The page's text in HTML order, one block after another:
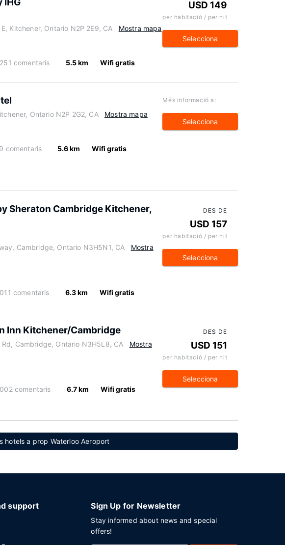
Kitchener, Ontario N2P 2E9, CA Mostra mapa
comentaris 5.5 km Wifi gratis
USD 149
per habitació / per nit
Selecciona
Ontario N2P 2G2, CA Mostra mapa
comentaris 5.6 km Wifi gratis
Més informació a:
Selecciona
Sheraton Cambridge Kitchener,
Cambridge, Ontario N3H5N1, CA
Mostra
comentaris 6.3 km Wifi gratis
DES DE
USD 157
per habitació / per nit
Selecciona
Inn Kitchener/Cambridge
Cambridge, Ontario N3H5L8, CA
Mostra
comentaris 6.7 km Wifi gratis
DES DE
USD 151
per habitació / per nit
Selecciona
hotels a prop Waterloo Aeroport
support Sign Up for Newsletter
Stay informed about news and special
offers!